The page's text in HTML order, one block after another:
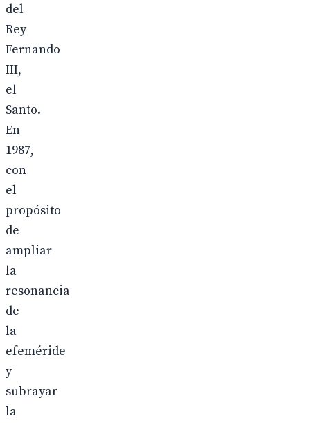
del
Rey
Fernando
III,
el
Santo.
En
1987,
con
el
propósito
de
ampliar
la
resonancia
de
la
efeméride
y
subrayar
la